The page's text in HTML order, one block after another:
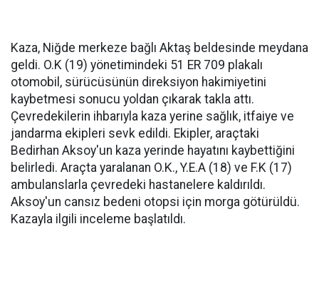
Kaza, Niğde merkeze bağlı Aktaş beldesinde meydana
geldi. O.K (19) yönetimindeki 51 ER 709 plakalı
otomobil, sürücüsünün direksiyon hakimiyetini
kaybetmesi sonucu yoldan çıkarak takla attı.
Çevredekilerin ihbarıyla kaza yerine sağlık, itfaiye ve
jandarma ekipleri sevk edildi. Ekipler, araçtaki
Bedirhan Aksoy'un kaza yerinde hayatını kaybettiğini
belirledi. Araçta yaralanan O.K., Y.E.A (18) ve F.K (17)
ambulanslarla çevredeki hastanelere kaldırıldı.
Aksoy'un cansız bedeni otopsi için morga götürüldü.
Kazayla ilgili inceleme başlatıldı.